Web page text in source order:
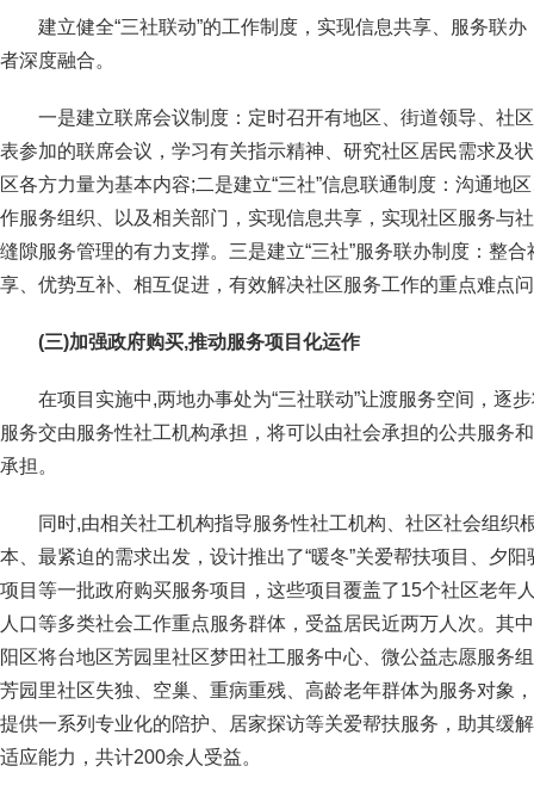
建立健全“三社联动”的工作制度，实现信息共享、服务联
者深度融合。
一是建立联席会议制度：定时召开有地区、街道领导、社
表参加的联席会议，学习有关指示精神、研究社区居民需求及
区各方力量为基本内容;二是建立“三社”信息联通制度：沟通地
作服务组织、以及相关部门，实现信息共享，实现社区服务与
缝隙服务管理的有力支撑。三是建立“三社”服务联办制度：整
享、优势互补、相互促进，有效解决社区服务工作的重点难点
(三)加强政府购买,推动服务项目化运作
在项目实施中,两地办事处为“三社联动”让渡服务空间，逐
服务交由服务性社工机构承担，将可以由社会承担的公共服务
承担。
同时,由相关社工机构指导服务性社工机构、社区社会组织
本、最紧迫的需求出发，设计推出了“暖冬”关爱帮扶项目、夕
项目等一批政府购买服务项目，这些项目覆盖了15个社区老年
人口等多类社会工作重点服务群体，受益居民近两万人次。其
阳区将台地区芳园里社区梦田社工服务中心、微公益志愿服务
芳园里社区失独、空巢、重病重残、高龄老年群体为服务对象
提供一系列专业化的陪护、居家探访等关爱帮扶服务，助其缓
适应能力，共计200余人受益。